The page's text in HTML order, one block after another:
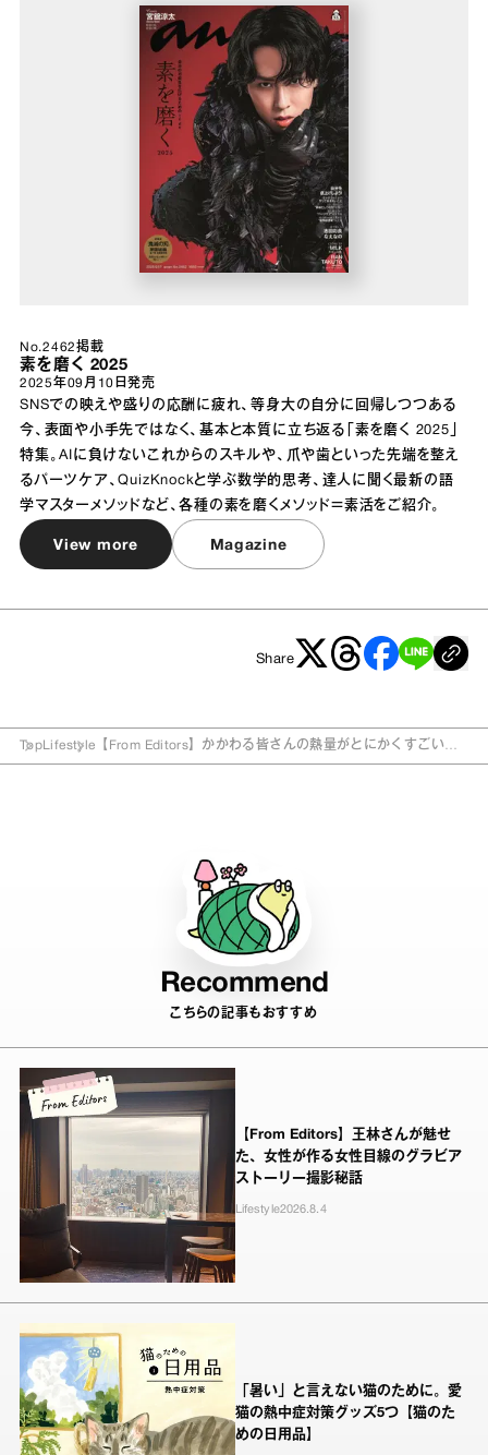
No.2462掲載
素を磨く 2025
2025年09月10日 発売
SNSでの映えや盛りの応酬に疲れ、等身大の自分に回帰しつつある
今、表面や小手先ではなく、基本と本質に立ち返る「素を磨く 2025」
特集。AIに負けないこれからのスキルや、爪や歯といった先端を整え
るパーツケア、QuizKnockと学ぶ数学的思考、達人に聞く最新の語
学マスターメソッドなど、各種の素を磨くメソッド＝素活をご紹介。
View more Magazine
Share
TopLifestyle 【From Editors】かかわる皆さんの熱量がとにかくすごい！
Recommend
こちらの記事もおすすめ
【From Editors】王林さんが魅せ
た、女性が作る女性目線のグラビア
ストーリー撮影秘話
Lifestyle2026.8.4
「暑い」と言えない猫のために。愛
猫の熱中症対策グッズ5つ【猫のた
めの日用品】